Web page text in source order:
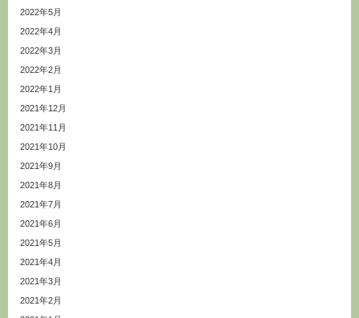
2022年5月
2022年4月
2022年3月
2022年2月
2022年1月
2021年12月
2021年11月
2021年10月
2021年9月
2021年8月
2021年7月
2021年6月
2021年5月
2021年4月
2021年3月
2021年2月